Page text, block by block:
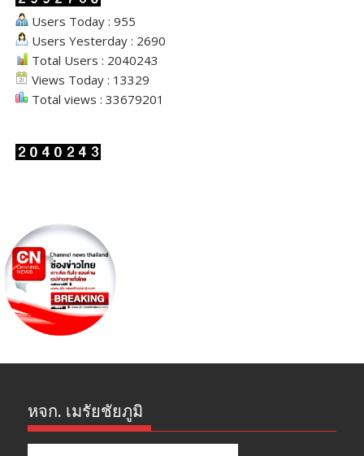
Users Today : 955
Users Yesterday : 2690
Total Users : 2040243
Views Today : 13329
Total views : 33679201
หจก. เมรัยชัยภูมิ